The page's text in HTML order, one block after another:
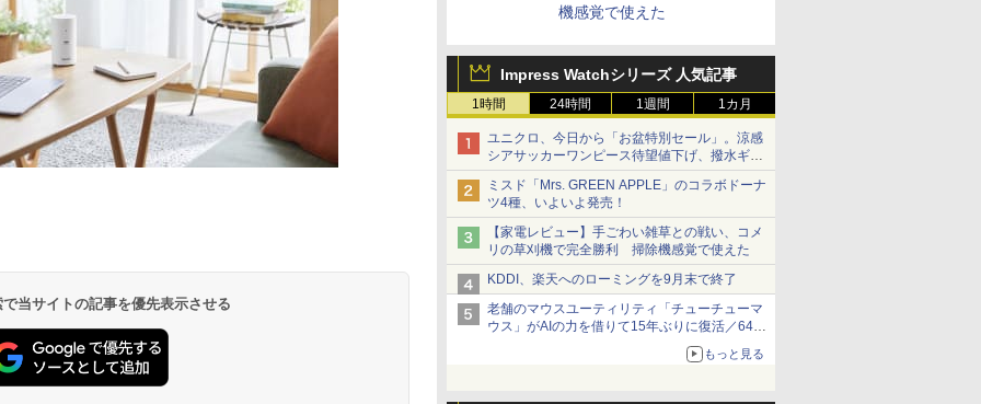
機感覚で使えた
Impress Watchシリーズ 人気記事
1時間 24時間 1週間 1カ月
ユニクロ、今日から「お盆特別セール」。涼感
シアサッカーワンピース待望値下げ、撥水ギア
ショーツは1990円に
ミスド「Mrs. GREEN APPLE」のコラボドーナ
ツ4種、いよいよ発売！
【家電レビュー】手ごわい雑草との戦い、コメ
リの草刈機で完全勝利 掃除機感覚で使えた
KDDI、楽天へのローミングを9月末で終了
老舗のマウスユーティリティ「チューチューマ
ウス」がAIの力を借りて15年ぶりに復活／64bit
化、Windows 10/11、「Chrome」も走り回
る。復活記念で2026年末まで500円
もっと見る
当サイトの記事を優先表示させる